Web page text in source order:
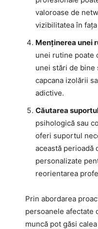
valoroase de
vizibilitatea în
Menținerea unei
unei rutine poate
unei stări de bine
capcana izolării
adictive.
Căutarea
psihologică sau
oferi suportul
această perioadă
personalizate
reorientarea
Prin abordarea
persoanele afectate
muncă pot găsi